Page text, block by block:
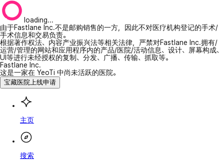
loading...
由于Fastlane Inc.不是邮购销售的一方，因此不对医疗机构登记的手术/
手术信息和交易负责。
根据著作权法、内容产业振兴法等相关法律，严禁对Fastlane Inc.拥有/
运营/管理的网站和应用程序内的产品/医院/活动信息、设计、屏幕构成、
UI等进行未经授权的复制、分发、广播、传输、抓取等。
Fastlane Inc.
这是一家在 YeoTi 中尚未活跃的医院。
宝藏医院上线申请
主页
搜索